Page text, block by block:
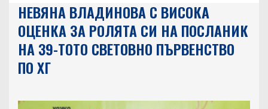
НЕВЯНА ВЛАДИНОВА С ВИСОКА
ОЦЕНКА ЗА РОЛЯТА СИ НА ПОСЛАНИК
НА 39-ТОТО СВЕТОВНО ПЪРВЕНСТВО
ПО ХГ